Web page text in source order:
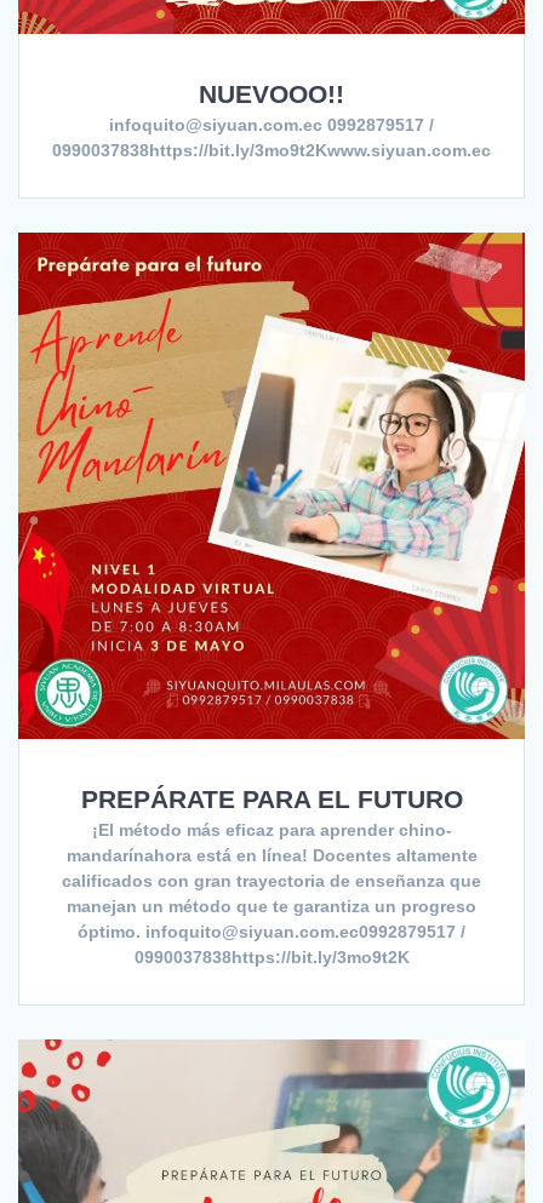
NUEVOOO!!
infoquito@siyuan.com.ec 0992879517 /
0990037838https://bit.ly/3mo9t2Kwww.siyuan.com.ec
PREPÁRATE PARA EL FUTURO
¡El método más eficaz para aprender chino-
mandarínahora está en línea! Docentes altamente
calificados con gran trayectoria de enseñanza que
manejan un método que te garantiza un progreso
óptimo. infoquito@siyuan.com.ec0992879517 /
0990037838https://bit.ly/3mo9t2K